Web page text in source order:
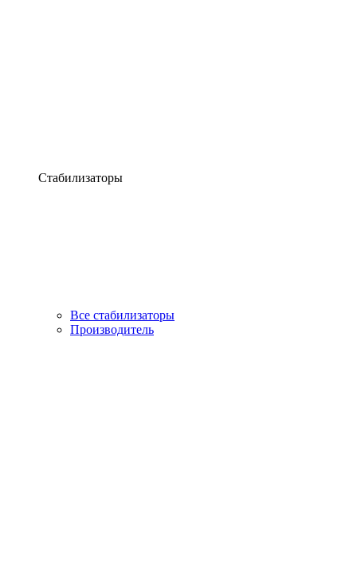
Стабилизаторы
Все стабилизаторы
Производитель